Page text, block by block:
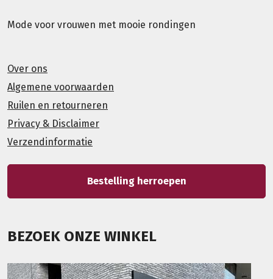
Mode voor vrouwen met mooie rondingen
Over ons
Algemene voorwaarden
Ruilen en retourneren
Privacy & Disclaimer
Verzendinformatie
Bestelling herroepen
BEZOEK ONZE WINKEL